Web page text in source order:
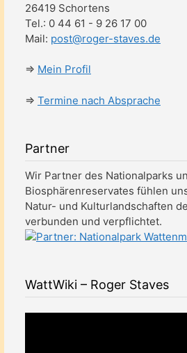
26419 Schortens
Tel.: 0 44 61 - 9 26 17 00
Mail: post@roger-staves.de
⇒ Mein Profil
⇒ Termine nach Absprache
Partner
Wir Partner des Nationalparks
Biosphärenreservates fühlen
Natur- und Kulturlandschaften
verbunden und verpflichtet.
WattWiki – Roger Staves